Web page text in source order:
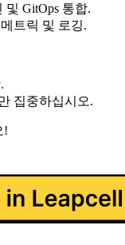
GitOps 통합.
트릭 및 로깅.
집중하십시오.
!